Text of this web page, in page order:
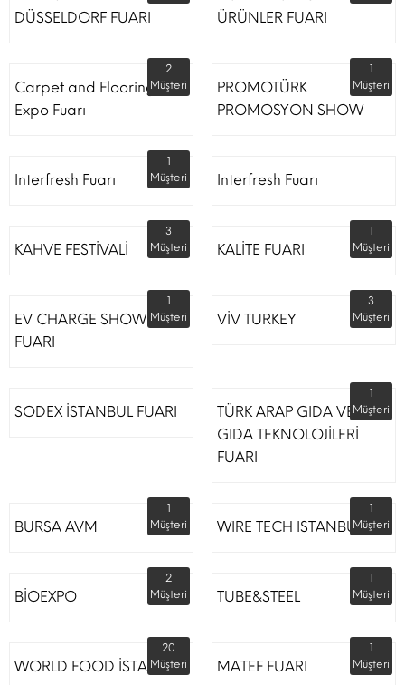
DÜSSELDORF FUARI
ÜRÜNLER FUARI
Carpet and Flooring
Expo Fuarı
2
Müşteri
PROMOTÜRK
PROMOSYON SHOW
1
Müşteri
Interfresh Fuarı
1
Müşteri
Interfresh Fuarı
KAHVE FESTİVALİ
3
Müşteri
KALİTE FUARI
1
Müşteri
EV CHARGE SHOW
FUARI
1
Müşteri
VİV TURKEY
3
Müşteri
SODEX İSTANBUL FUARI
TÜRK ARAP GIDA VE
GIDA TEKNOLOJİLERİ
FUARI
1
Müşteri
BURSA AVM
1
Müşteri
WIRE TECH ISTANBUL
1
Müşteri
BİOEXPO
2
Müşteri
TUBE&STEEL
1
Müşteri
WORLD FOOD İSTANBUL
20
Müşteri
MATEF FUARI
1
Müşteri